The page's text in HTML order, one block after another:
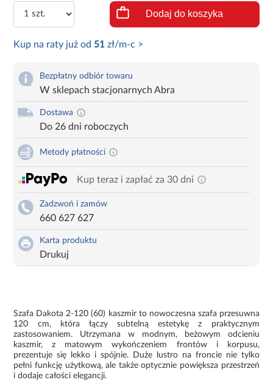
Dodaj do koszyka
Kup na raty już od 51 zł/m-c >
Bezpłatny odbiór towaru
W sklepach stacjonarnych Abra
Dostawa
Do 26 dni roboczych
Metody płatności
Kup teraz i zapłać za 30 dni
Zadzwoń i zamów
660 627 627
Karta produktu
Drukuj
Szafa Dakota 2-120 (60) kaszmir to nowoczesna szafa przesuwna
120 cm, która łączy subtelną estetykę z praktycznym
zastosowaniem. Utrzymana w modnym, beżowym odcieniu
kaszmir, z matowym wykończeniem frontów i korpusu,
prezentuje się lekko i spójnie. Duże lustro na froncie nie tylko
pełni funkcję użytkową, ale także optycznie powiększa przestrzeń
i dodaje całości elegancji.